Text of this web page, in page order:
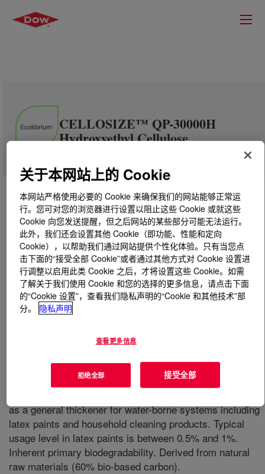
CELLOSIZE™ QP-30000H
Hydroxyethyl Cellulose
什么是CELLOSIZE™ QP-30000H Hydroxyethyl
Cellulose?
as a general thickener for water-borne systems including
latex paints and household cleaning products. Typical
usage level in latex paints is between 0.5% and 1%.
Inherent primary biodegradability. Derived from natural
raw materials (60% bio-based carbon).
关于本网站上的 Cookie
本网站严格使用必要的 Cookie 来确保我们的网站能够正常运
行。您可对您的浏览器进行设置以阻止这些 Cookie 或就这些
Cookie 向您发送提醒，但之后网站的某些部分可能无法运行。
此外，我们还会设置其他 Cookie（即功能、性能和定向
Cookie），以帮助我们通过网站提供个性化体验。只有当您点
击下面的“接受全部 Cookie”或者通过其他方式对 Cookie 设置进
行调整以启用此类 Cookie 之后，才将设置这些 Cookie。如需
了解关于我们使用 Cookie 和您的选择的更多信息，请点击下面
的“Cookie 设置”，查看我们隐私声明的“Cookie 和其他技术”部
分。
隐私声明
查看更多信息
拒绝全部 接受全部